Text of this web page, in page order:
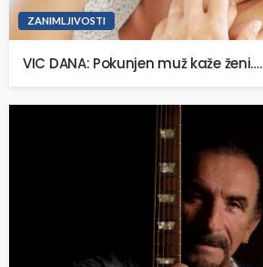
ZANIMLJIVOSTI
VIC DANA: Pokunjen muž kaže ženi….